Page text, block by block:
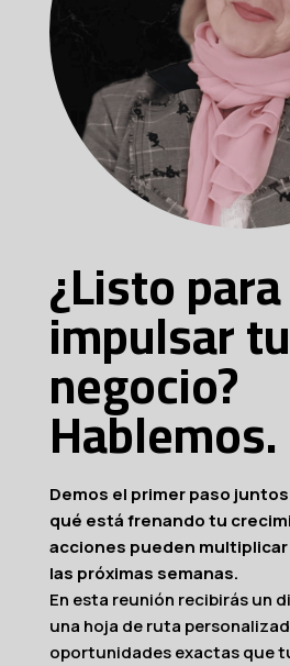
¿Listo para
impulsar tu
negocio?
Hablemos.
Demos el primer paso
qué está frenando tu
acciones pueden
las próximas semanas.
En esta reunión recibirás un
una hoja de ruta
oportunidades exactas que